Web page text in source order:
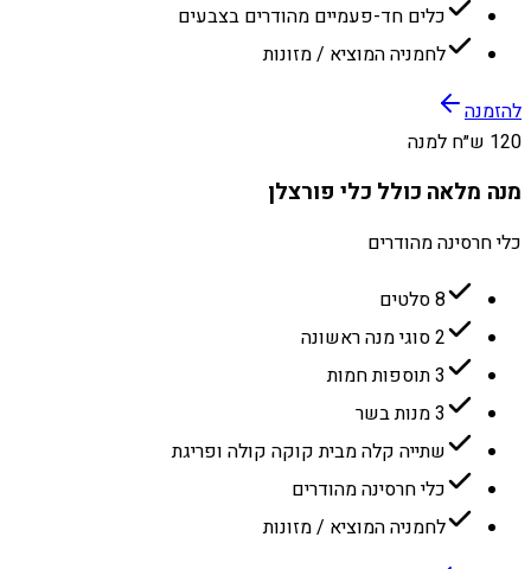
כלים חד-פעמיים מהודרים בצבעים
לחמניה המוציא / מזונות
להזמנה
120 ש״ח למנה
מנה מלאה כולל כלי פורצלן
כלי חרסינה מהודרים
8 סלטים
2 סוגי מנה ראשונה
3 תוספות חמות
3 מנות בשר
שתייה קלה מבית קוקה קולה ופריגת
כלי חרסינה מהודרים
לחמניה המוציא / מזונות